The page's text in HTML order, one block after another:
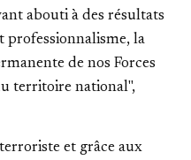
abouti à des résultats
professionnalisme, la
de nos Forces
territoire national",
et grâce aux